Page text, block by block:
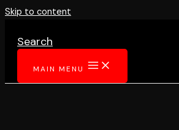
Skip to content
Search
MAIN MENU